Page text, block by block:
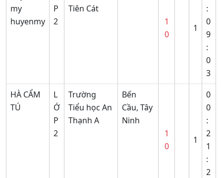
my
huyenmy
P
2
Tiên Cát
1
0
1
:
0
9
:
0
3
HÀ CẨM
TÚ
L
Ớ
P
2
Trường
Tiểu học An
Thạnh A
Bến
Cầu, Tây
Ninh
1
0
1
0
0
:
2
1
:
2